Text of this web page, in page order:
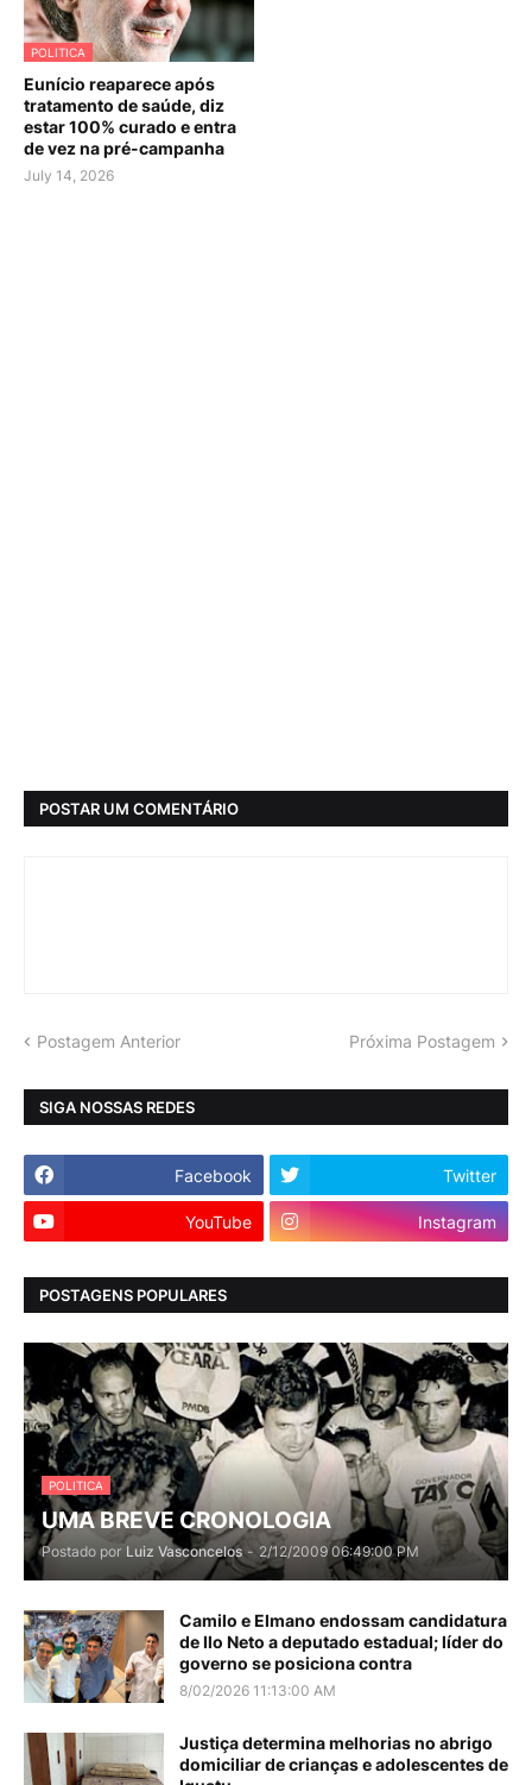
POLITICA
Eunício reaparece após
tratamento de saúde, diz
estar 100% curado e entra
de vez na pré-campanha
July 14, 2026
POSTAR UM COMENTÁRIO
Postagem Anterior Próxima Postagem
SIGA NOSSAS REDES
Facebook Twitter
YouTube Instagram
POSTAGENS POPULARES
POLITICA
UMA BREVE CRONOLOGIA
Postado por Luiz Vasconcelos - 2/12/2009 06:49:00 PM
Camilo e Elmano endossam candidatura
de Ilo Neto a deputado estadual; líder do
governo se posiciona contra
8/02/2026 11:13:00 AM
Justiça determina melhorias no abrigo
domiciliar de crianças e adolescentes de